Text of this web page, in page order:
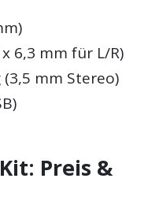
6,3 mm für L/R)
mm Stereo)
Preis &